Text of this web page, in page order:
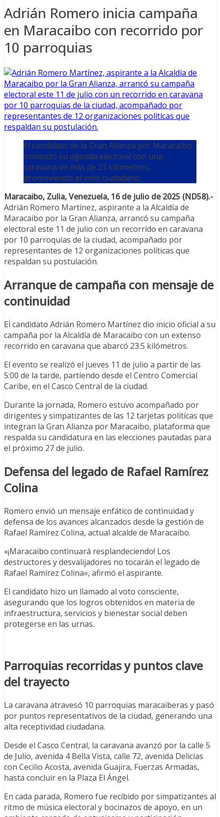
Adrián Romero inicia campaña
en Maracaibo con recorrido por
10 parroquias
El candidato de la Gran Alianza por Maracaibo
comenzó su agenda electoral con una
caravana de más de 23 kilómetros,
promoviendo el voto ciudadano.
Maracaibo, Zulia, Venezuela, 16 de julio de 2025 (ND58).-
Adrián Romero Martínez, aspirante a la Alcaldía de
Maracaibo por la Gran Alianza, arrancó su campaña
electoral este 11 de julio con un recorrido en caravana
por 10 parroquias de la ciudad, acompañado por
representantes de 12 organizaciones políticas que
respaldan su postulación.
Arranque de campaña con mensaje de
continuidad
El candidato Adrián Romero Martínez dio inicio oficial a su
campaña por la Alcaldía de Maracaibo con un extenso
recorrido en caravana que abarcó 23.5 kilómetros.
El evento se realizó el jueves 11 de julio a partir de las
5:00 de la tarde, partiendo desde el Centro Comercial
Caribe, en el Casco Central de la ciudad.
Durante la jornada, Romero estuvo acompañado por
dirigentes y simpatizantes de las 12 tarjetas políticas que
integran la Gran Alianza por Maracaibo, plataforma que
respalda su candidatura en las elecciones pautadas para
el próximo 27 de julio.
Defensa del legado de Rafael Ramírez
Colina
Romero envió un mensaje enfático de continuidad y
defensa de los avances alcanzados desde la gestión de
Rafael Ramírez Colina, actual alcalde de Maracaibo.
«¡Maracaibo continuará resplandeciendo! Los
destructores y desvalijadores no tocarán el legado de
Rafael Ramírez Colina», afirmó el aspirante.
El candidato hizo un llamado al voto consciente,
asegurando que los logros obtenidos en materia de
infraestructura, servicios y bienestar social deben
protegerse en las urnas.
Parroquias recorridas y puntos clave
del trayecto
La caravana atravesó 10 parroquias maracaiberas y pasó
por puntos representativos de la ciudad, generando una
alta receptividad ciudadana.
Desde el Casco Central, la caravana avanzó por la calle 5
de Julio, avenida 4 Bella Vista, calle 72, avenida Delicias
con Cecilio Acosta, avenida Guajira, Fuerzas Armadas,
hasta concluir en la Plaza El Ángel.
En cada parada, Romero fue recibido por simpatizantes al
ritmo de música electoral y bocinazos de apoyo, en un